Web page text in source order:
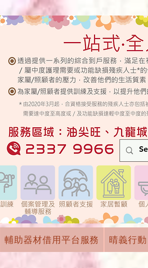
輔助器材借用平台服務 晴義行動